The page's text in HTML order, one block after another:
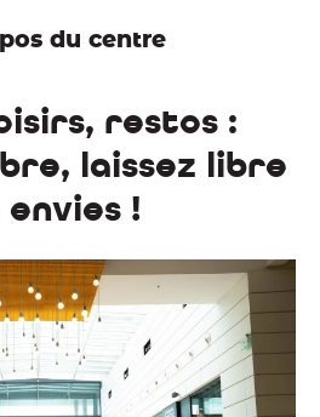
du centre
restos :
laissez libre
!